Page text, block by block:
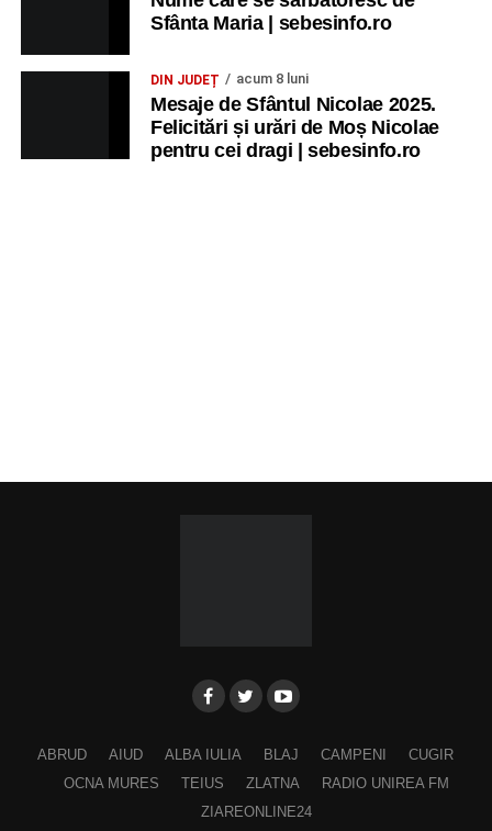
Sfânta Maria | sebesinfo.ro
DIN JUDEȚ acum 8 luni
Mesaje de Sfântul Nicolae 2025.
Felicitări și urări de Moș Nicolae
pentru cei dragi | sebesinfo.ro
ABRUD AIUD ALBA IULIA BLAJ CAMPENI
CUGIR
OCNA MURES
TEIUS ZLATNA
RADIO UNIREA FM
ZIAREONLINE24